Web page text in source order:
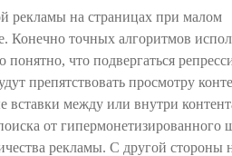
рекламы на страницах при малом
Конечно точных алгоритмов
что подвергаться
препятствовать просмотру
вставки между или внутри
от гипермонетизированного
рекламы. С другой стороны